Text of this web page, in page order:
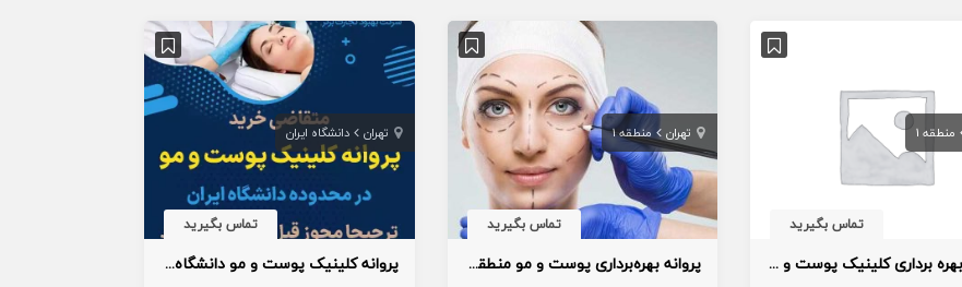
منطقه 1
تماس بگیرید
پروانه بهره برداری کلینیک پوست و مو در منطقه ۱
تهران منطقه 1
تماس بگیرید
پروانه بهره‌برداری پوست و مو منطقه ۱
تهران دانشگاه ایران
تماس بگیرید
پروانه کلینیک پوست و مو دانشگاه ایران